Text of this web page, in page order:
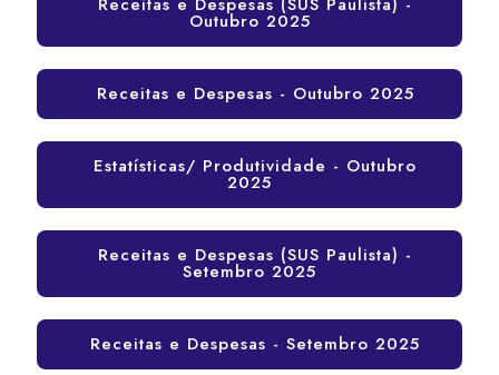
Outubro 2025
Receitas e Despesas - Outubro 2025
Estatísticas/ Produtividade - Outubro
2025
Receitas e Despesas (SUS Paulista) -
Setembro 2025
Receitas e Despesas - Setembro 2025